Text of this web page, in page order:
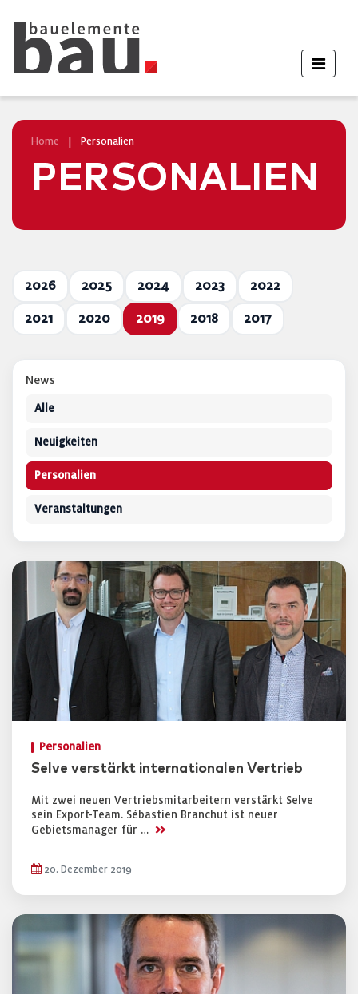
Home Personalien
PERSONALIEN
2026 2025 2024 2023 2022
2021 2020 2019 2018 2017
Personalien
Selve verstärkt internationalen Vertrieb
Mit zwei neuen Vertriebsmitarbeitern verstärkt Selve
sein Export-Team. Sébastien Branchut ist neuer
Gebietsmanager für … >>
20. Dezember 2019
News
Alle
Neuigkeiten
Personalien
Veranstaltungen